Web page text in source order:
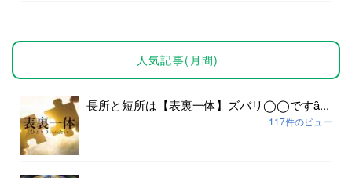
人気記事(月間)
長所と短所は【表裏一体】ズバリ◯◯ですȃ...
117件のビュー